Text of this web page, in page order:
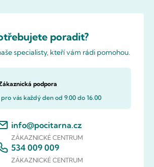
poradit?
specialisty, kteří vám rádi pomohou.
podpora
pro vás každý den od 9.00 do 16.00
info@pocitarna.cz
ZÁKAZNICKÉ CENTRUM
534 009 009
ZÁKAZNICKÉ CENTRUM